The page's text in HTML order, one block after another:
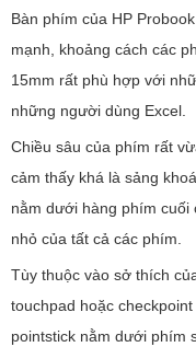
Bàn phím của HP
mạnh, khoảng cách các
15mm rất phù hợp với
những người dùng Excel.
Chiều sâu của phím rất
cảm thấy khá là sảng
nằm dưới hàng phím cuối
nhỏ của tất cả các phím.
Tùy thuộc vào sở thích
touchpad hoặc
pointstick nằm dưới phím